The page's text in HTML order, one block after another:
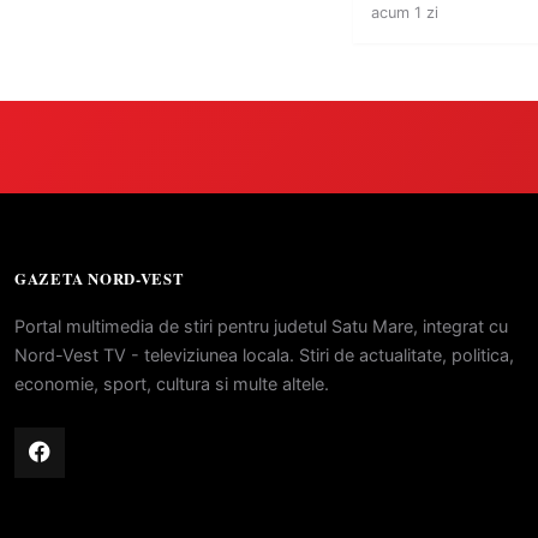
acum 1 zi
GAZETA NORD-VEST
Portal multimedia de stiri pentru judetul Satu Mare, integrat cu
Nord-Vest TV - televiziunea locala. Stiri de actualitate, politica,
economie, sport, cultura si multe altele.